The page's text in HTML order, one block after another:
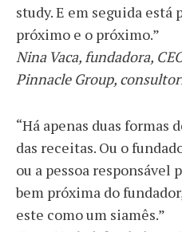
study. E em seguida está
próximo e o próximo.”
Nina Vaca, fundadora,
Pinnacle Group,
“Há apenas duas
das receitas. Ou o
ou a pessoa responsável
bem próxima do
este como um siamês.”